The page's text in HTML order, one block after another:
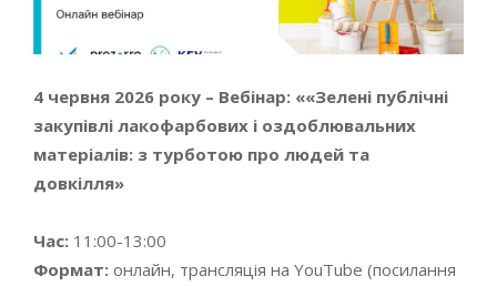
4 червня 2026 року – Вебінар: ««Зелені публічні
закупівлі лакофарбових і оздоблювальних
матеріалів: з турботою про людей та
довкілля»
Час: 11:00-13:00
Формат: онлайн, трансляція на YouTube (посилання